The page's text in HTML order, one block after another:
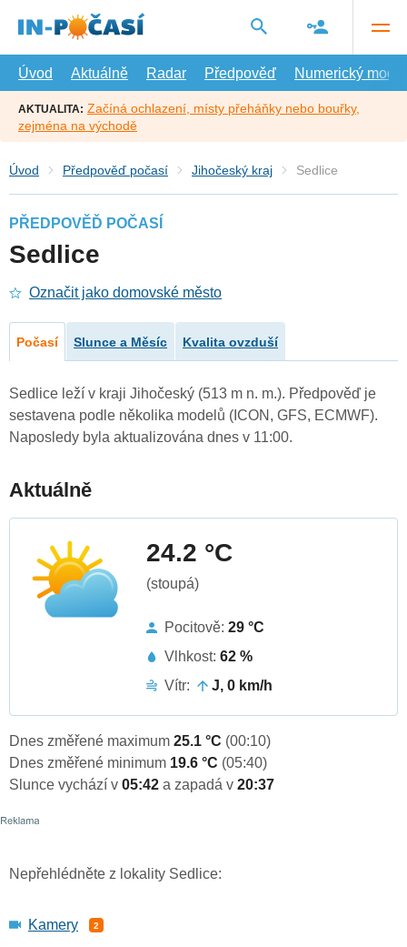
hlavní
Úvod
Aktuálně Radar Předpověď Numerický model
AKTUALITA: Začíná ochlazení, místy přeháňky nebo bouřky,
zejména na východě
Úvod Předpověď počasí Jihočeský kraj Sedlice
PŘEDPOVĚĎ POČASÍ
Sedlice
Označit jako domovské město
Počasí Slunce a Měsíc Kvalita ovzduší
Sedlice leží v kraji Jihočeský (513 m n. m.). Předpověď je
sestavena podle několika modelů (ICON, GFS, ECMWF).
Naposledy byla aktualizována dnes v 11:00.
Aktuálně
24.2 °C
(stoupá)
Pocitově: 29 °C
Vlhkost: 62 %
Vítr:
J, 0 km/h
Dnes změřené maximum 25.1 °C (00:10)
Dnes změřené minimum 19.6 °C (05:40)
Slunce vychází v 05:42 a zapadá v 20:37
Nepřehlédněte z lokality Sedlice:
Kamery 2